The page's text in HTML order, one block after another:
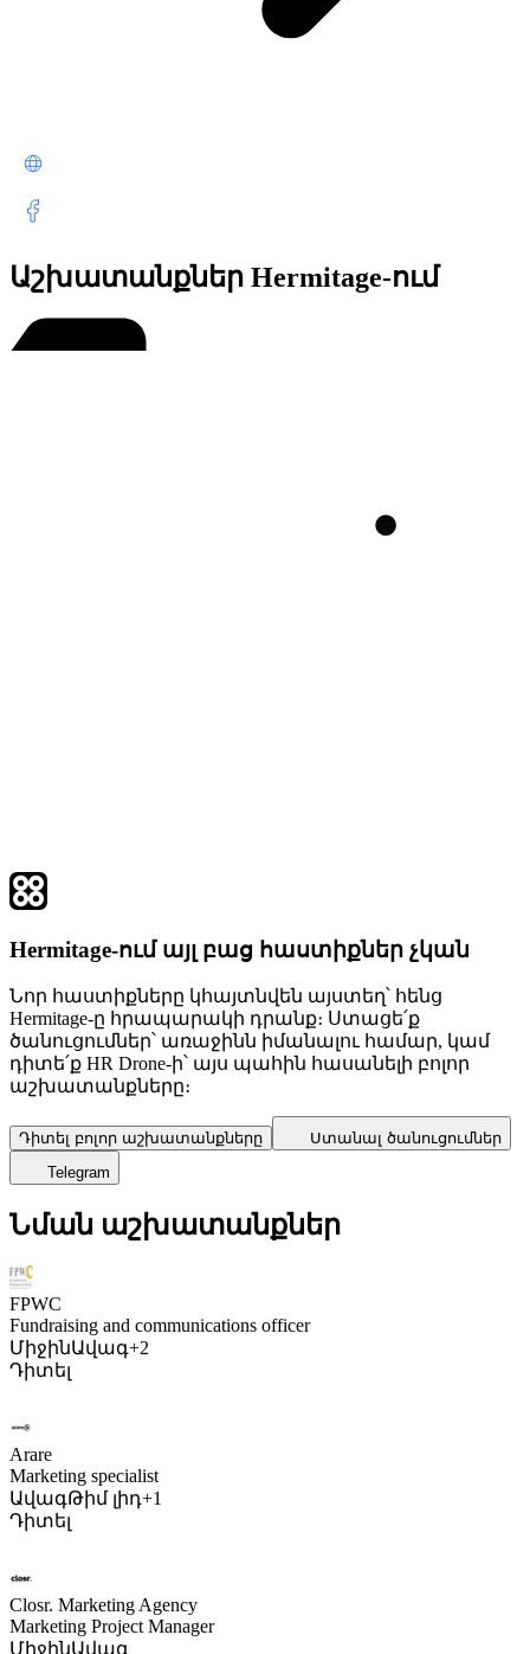
Աշխատանքներ Hermitage-ում
Hermitage-ում այլ բաց հաստիքներ չկան
Նոր հաստիքները կհայտնվեն այստեղ՝ հենց
Hermitage-ը հրապարակի դրանք։ Ստացե՛ք
ծանուցումներ՝ առաջինն իմանալու համար, կամ
դիտե՛ք HR Drone-ի՝ այս պահին հասանելի բոլոր
աշխատանքները։
Դիտել բոլոր աշխատանքները
Ստանալ ծանուցումներ
Telegram
Նման աշխատանքներ
FPWC
Fundraising and communications officer
ՄիջինԱվագ+2
Դիտել
Arare
Marketing specialist
ԱվագԹիմ լիդ+1
Դիտել
Closr. Marketing Agency
Marketing Project Manager
ՄիջինԱվագ